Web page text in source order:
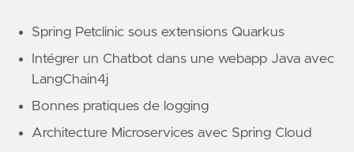
Spring Petclinic sous extensions Quarkus
Intégrer un Chatbot dans une webapp Java avec
LangChain4j
Bonnes pratiques de logging
Architecture Microservices avec Spring Cloud